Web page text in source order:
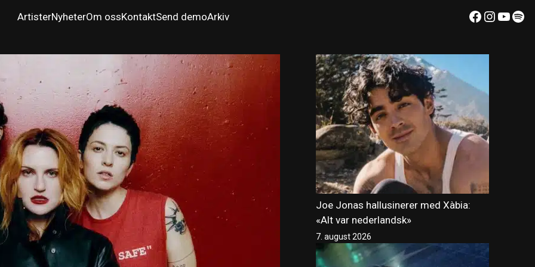
ArtisterNyheterOm ossKontaktSend demoArkiv Facebook
Joe Jonas hallusinerer med Xàbia:
«Alt var nederlandsk»
7. august 2026